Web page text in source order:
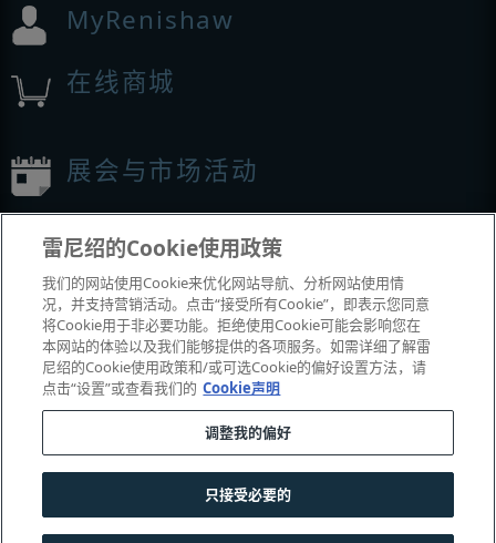
MyRenishaw
在线商城
展会与市场活动
© 2001-2026 Renishaw plc。版权所有。
联系我们|法务与合规|辅助功能|隐私|Cookie指南
沪公网安备 31010602004385号
雷尼绍的Cookie使用政策
我们的网站使用Cookie来优化网站导航、分析网站使用情
况，并支持营销活动。点击“接受所有Cookie”，即表示您同意
将Cookie用于非必要功能。拒绝使用Cookie可能会影响您在
本网站的体验以及我们能够提供的各项服务。如需详细了解雷
尼绍的Cookie使用政策和/或可选Cookie的偏好设置方法，请
点击“设置”或查看我们的 Cookie声明
调整我的偏好
只接受必要的